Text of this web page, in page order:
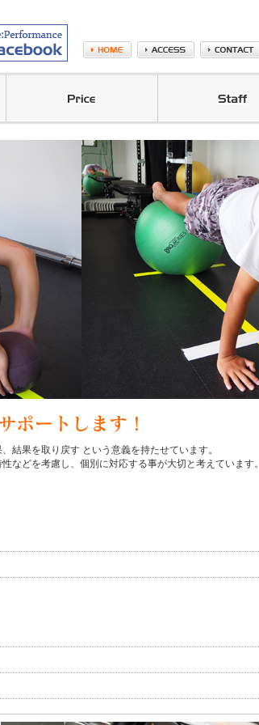
結果を取り戻す という意義を持たせています。
などを考慮し、個別に対応する事が大切と考えています。